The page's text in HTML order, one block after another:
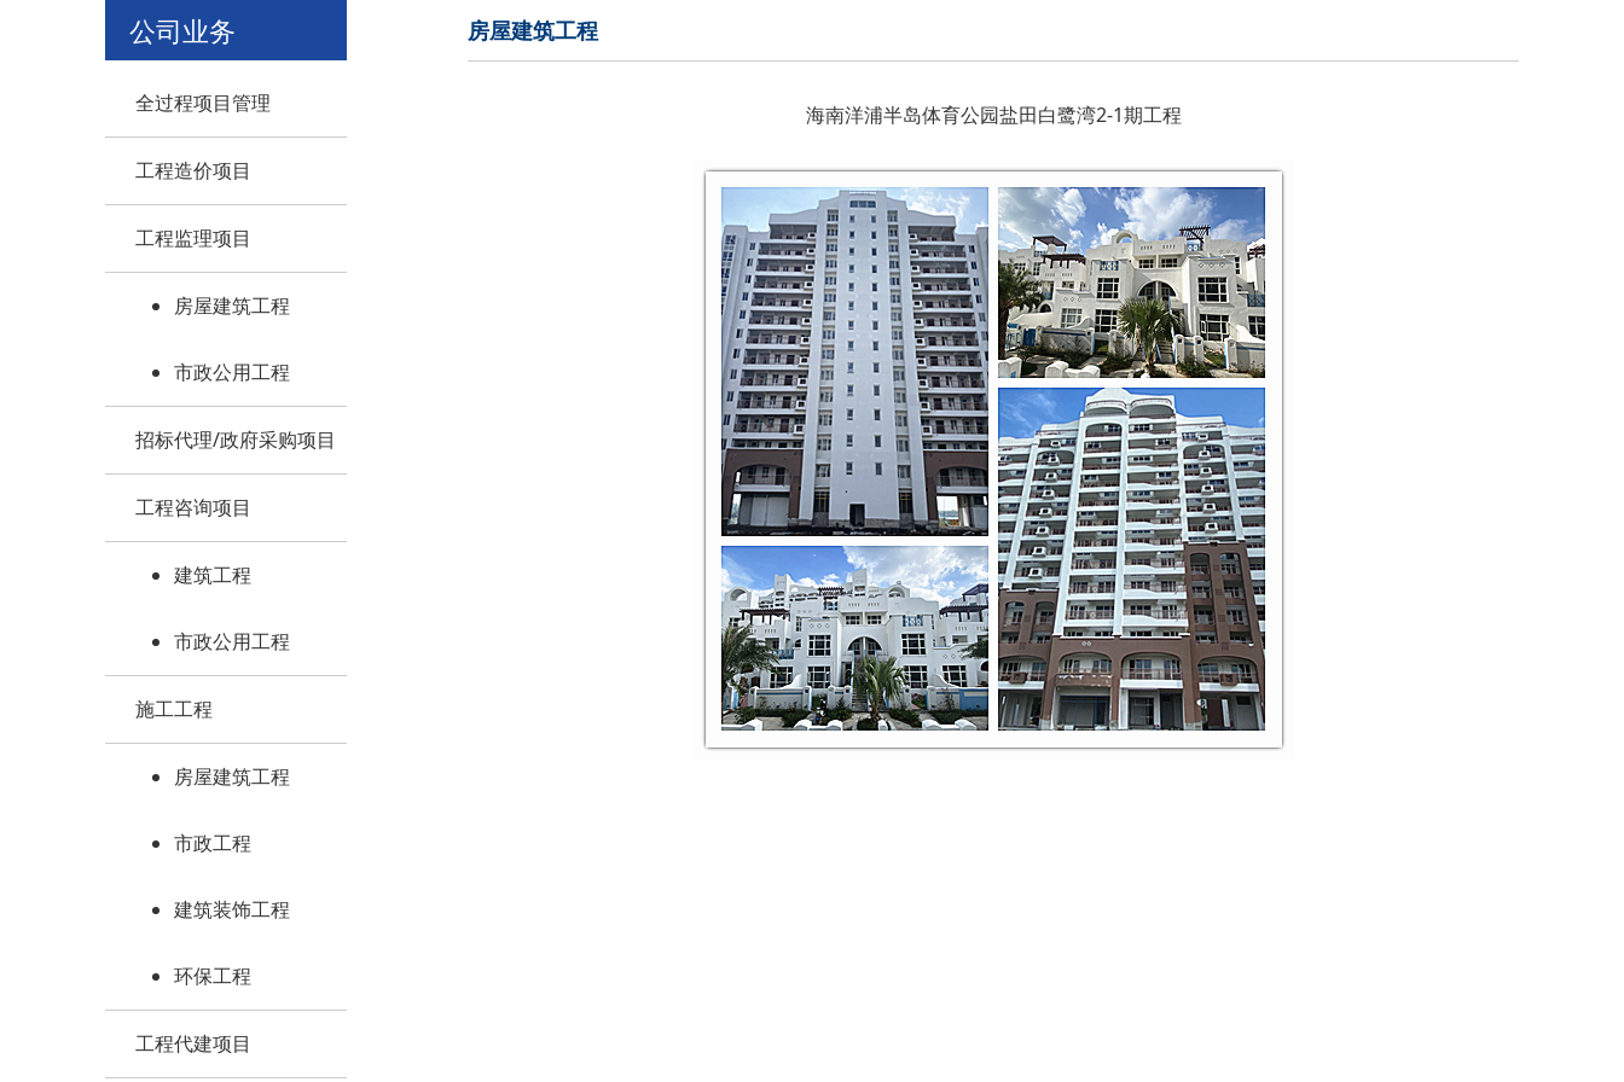
公司业务
全过程项目管理
工程造价项目
工程监理项目
房屋建筑工程
市政公用工程
招标代理/政府采购项目
工程咨询项目
建筑工程
市政公用工程
施工工程
房屋建筑工程
市政工程
建筑装饰工程
环保工程
工程代建项目
房屋建筑工程
海南洋浦半岛体育公园盐田白鹭湾2-1期工程